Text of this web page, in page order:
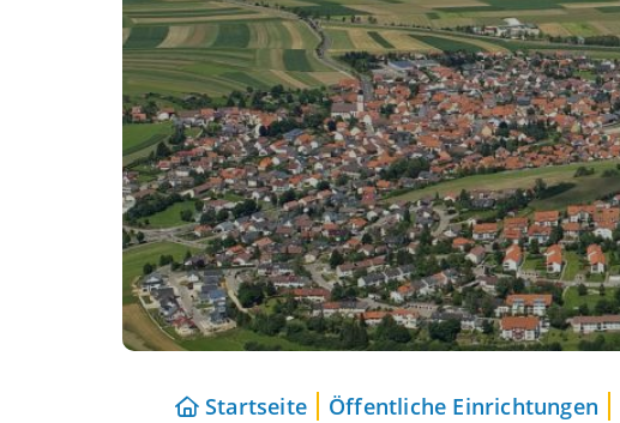
Startseite Öffentliche Einrichtungen